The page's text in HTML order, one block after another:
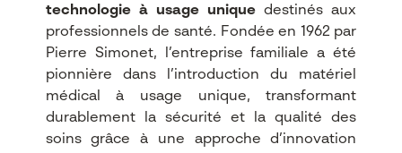
technologie à usage unique destinés aux
professionnels de santé. Fondée en 1962 par
Pierre Simonet, l’entreprise familiale a été
pionnière dans l’introduction du matériel
médical à usage unique, transformant
durablement la sécurité et la qualité des
soins grâce à une approche d’innovation